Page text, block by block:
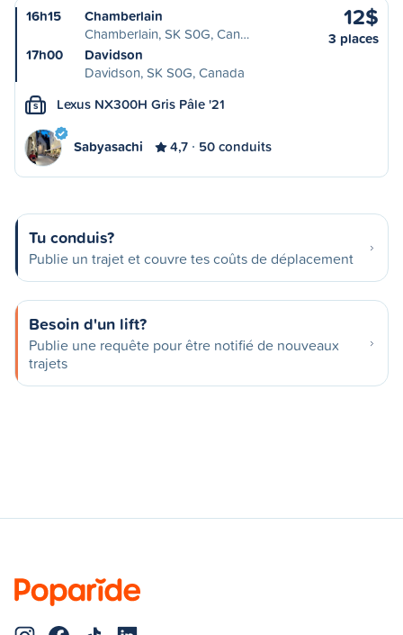
16h15
Chamberlain
Chamberlain, SK S0G, Can…
17h00
Davidson
Davidson, SK S0G, Canada
12$
3 places
S Lexus NX300H Gris Pâle '21
Sabyasachi 4,7 50 conduits
Tu conduis?
Publie un trajet et couvre tes coûts de déplacement
Besoin d'un lift?
Publie une requête pour être notifié de nouveaux
trajets